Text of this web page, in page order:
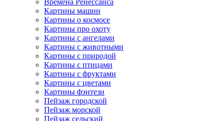
Времена Ренессанса
Картины машин
Картины о космосе
Картины про охоту
Картины с ангелами
Картины с животными
Картины с природой
Картины с птицами
Картины с фруктами
Картины с цветами
Картины фэнтези
Пейзаж городской
Пейзаж морской
Пейзаж сельский